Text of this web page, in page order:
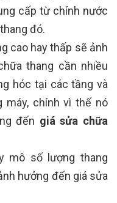
cấp từ chính nước
đó.
cao hay thấp sẽ ảnh
thang cần nhiều
hóc tại các tầng và
máy, chính vì thế nó
đến giá sửa chữa
mô số lượng thang
hưởng đến giá sửa